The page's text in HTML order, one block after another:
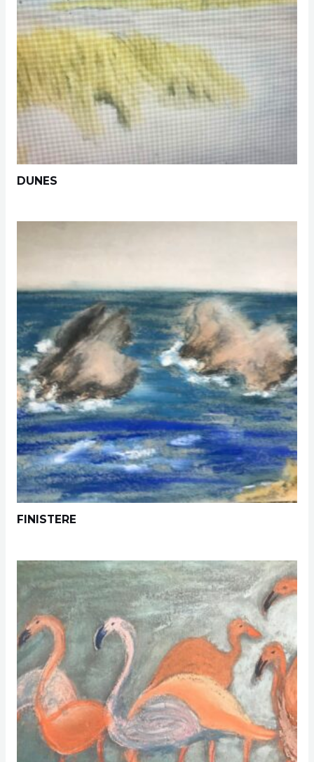
DUNES
FINISTERE